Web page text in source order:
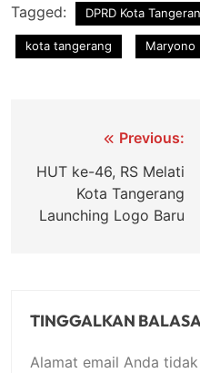
Tagged: DPRD Kota
kota tangerang Maryono
Navigasi
pos
Previous:
HUT ke-46, RS Melati
Kota Tangerang
Launching Logo Baru
TINGGALKAN
Alamat email Anda